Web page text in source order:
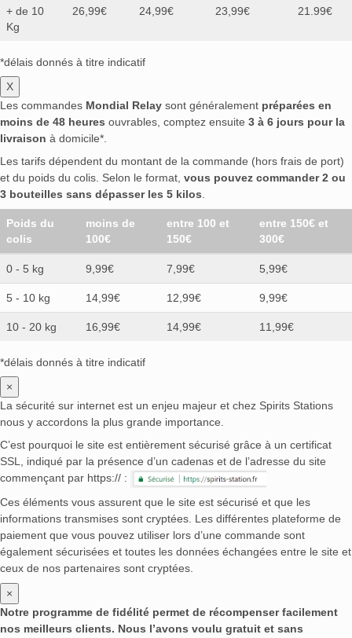
+ de 10
Kg
26,99€ 24,99€ 23,99€ 21.99€
*délais donnés à titre indicatif
X
Les commandes Mondial Relay sont généralement préparées en
moins de 48 heures ouvrables, comptez ensuite 3 à 6 jours pour la
livraison à domicile*.
Les tarifs dépendent du montant de la commande (hors frais de port)
et du poids du colis. Selon le format, vous pouvez commander 2 ou
3 bouteilles sans dépasser les 5 kilos.
Poids du
colis
moins de
100€
entre 100 et
150€
entre 150€ et
300€
0 - 5 kg 9,99€ 7,99€ 5,99€
5 - 10 kg 14,99€ 12,99€ 9,99€
10 - 20 kg 16,99€ 14,99€ 11,99€
*délais donnés à titre indicatif
×
La sécurité sur internet est un enjeu majeur et chez Spirits Stations
nous y accordons la plus grande importance.
C’est pourquoi le site est entièrement sécurisé grâce à un certificat
SSL, indiqué par la présence d’un cadenas et de l’adresse du site
commençant par https:// :
Ces éléments vous assurent que le site est sécurisé et que les
informations transmises sont cryptées. Les différentes plateforme de
paiement que vous pouvez utiliser lors d’une commande sont
également sécurisées et toutes les données échangées entre le site et
ceux de nos partenaires sont cryptées.
×
Notre programme de fidélité permet de récompenser facilement
nos meilleurs clients. Nous l’avons voulu gratuit et sans